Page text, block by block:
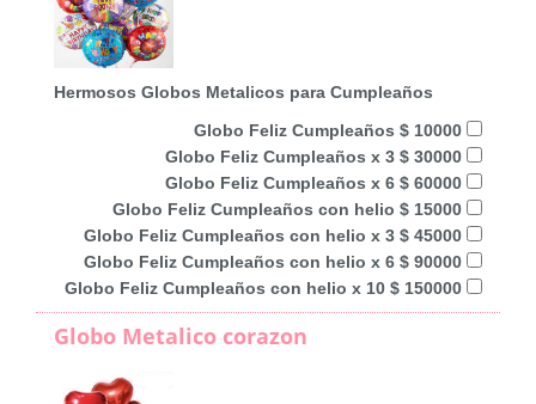
Hermosos Globos Metalicos para Cumpleaños
Globo Feliz Cumpleaños $ 10000
Globo Feliz Cumpleaños x 3 $ 30000
Globo Feliz Cumpleaños x 6 $ 60000
Globo Feliz Cumpleaños con helio $ 15000
Globo Feliz Cumpleaños con helio x 3 $ 45000
Globo Feliz Cumpleaños con helio x 6 $ 90000
Globo Feliz Cumpleaños con helio x 10 $ 150000
Globo Metalico corazon